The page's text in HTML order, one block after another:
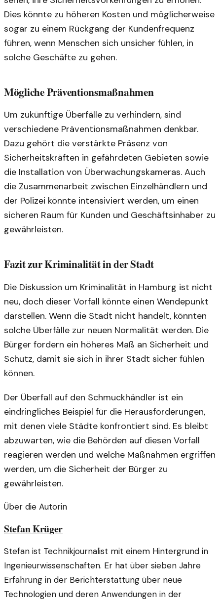
Dies könnte zu höheren Kosten und möglicherweise
sogar zu einem Rückgang der Kundenfrequenz
führen, wenn Menschen sich unsicher fühlen, in
solche Geschäfte zu gehen.
Mögliche Präventionsmaßnahmen
Um zukünftige Überfälle zu verhindern, sind
verschiedene Präventionsmaßnahmen denkbar.
Dazu gehört die verstärkte Präsenz von
Sicherheitskräften in gefährdeten Gebieten sowie
die Installation von Überwachungskameras. Auch
die Zusammenarbeit zwischen Einzelhändlern und
der Polizei könnte intensiviert werden, um einen
sicheren Raum für Kunden und Geschäftsinhaber zu
gewährleisten.
Fazit zur Kriminalität in der Stadt
Die Diskussion um Kriminalität in Hamburg ist nicht
neu, doch dieser Vorfall könnte einen Wendepunkt
darstellen. Wenn die Stadt nicht handelt, könnten
solche Überfälle zur neuen Normalität werden. Die
Bürger fordern ein höheres Maß an Sicherheit und
Schutz, damit sie sich in ihrer Stadt sicher fühlen
können.
Der Überfall auf den Schmuckhändler ist ein
eindringliches Beispiel für die Herausforderungen,
mit denen viele Städte konfrontiert sind. Es bleibt
abzuwarten, wie die Behörden auf diesen Vorfall
reagieren werden und welche Maßnahmen ergriffen
werden, um die Sicherheit der Bürger zu
gewährleisten.
Über die Autorin
Stefan Krüger
Stefan ist Technikjournalist mit einem Hintergrund in
Ingenieurwissenschaften. Er hat über sieben Jahre
Erfahrung in der Berichterstattung über neue
Technologien und deren Anwendungen in der